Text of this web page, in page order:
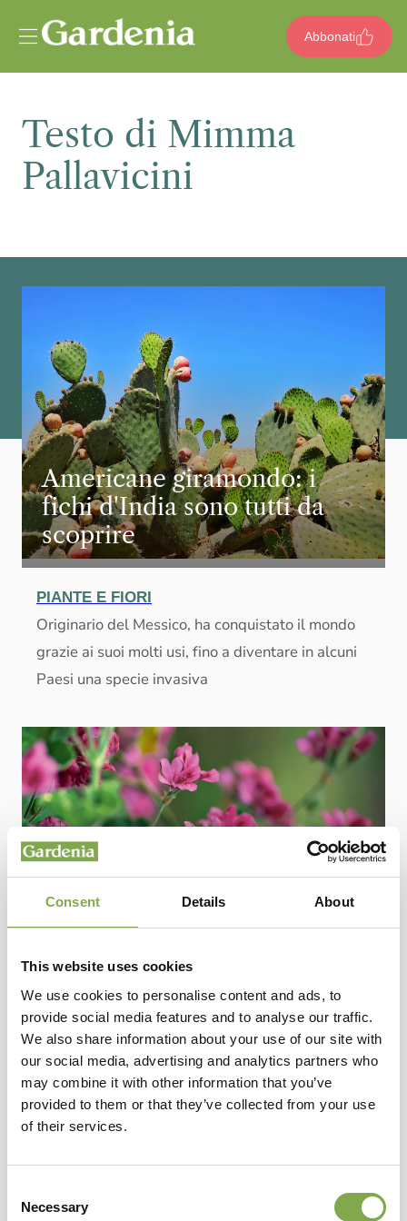
Consent Details About
This website uses cookies
We use cookies to personalise content and ads, to
provide social media features and to analyse our traffic.
We also share information about your use of our site with
our social media, advertising and analytics partners who
may combine it with other information that you’ve
provided to them or that they’ve collected from your use
of their services.
Selection
Necessary
Abbonati
Testo di Mimma
Pallavicini
Americane giramondo: i
fichi d'India sono tutti da
scoprire
PIANTE E FIORI
Originario del Messico, ha conquistato il mondo
grazie ai suoi molti usi, fino a diventare in alcuni
Paesi una specie invasiva
Pelargoni odorosi da
giardino, per aiuole e
PIANTE E FIORI
Spesso confusi con i gerani, possono diventare
protagonisti dal lungo effetto ornamentale.